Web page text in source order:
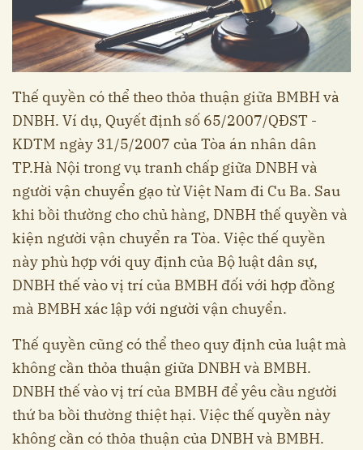
Thế quyền có thể theo thỏa thuận giữa BMBH và
DNBH. Ví dụ, Quyết định số 65/2007/QĐST -
KDTM ngày 31/5/2007 của Tòa án nhân dân
TP.Hà Nội trong vụ tranh chấp giữa DNBH và
người vận chuyển gạo từ Việt Nam đi Cu Ba. Sau
khi bồi thường cho chủ hàng, DNBH thế quyền và
kiện người vận chuyển ra Tòa. Việc thế quyền
này phù hợp với quy định của Bộ luật dân sự,
DNBH thế vào vị trí của BMBH đối với hợp đồng
mà BMBH xác lập với người vận chuyển.
Thế quyền cũng có thể theo quy định của luật mà
không cần thỏa thuận giữa DNBH và BMBH.
DNBH thế vào vị trí của BMBH để yêu cầu người
thứ ba bồi thường thiệt hại. Việc thế quyền này
không cần có thỏa thuận của DNBH và BMBH.